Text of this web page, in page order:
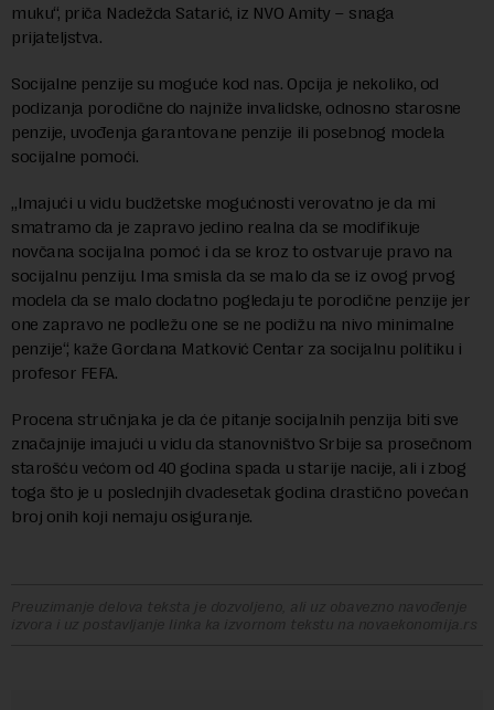
muku“, priča Nadežda Satarić, iz NVO Amity – snaga
prijateljstva.
Socijalne penzije su moguće kod nas. Opcija je nekoliko, od
podizanja porodične do najniže invalidske, odnosno starosne
penzije, uvođenja garantovane penzije ili posebnog modela
socijalne pomoći.
„Imajući u vidu budžetske mogućnosti verovatno je da mi
smatramo da je zapravo jedino realna da se modifikuje
novčana socijalna pomoć i da se kroz to ostvaruje pravo na
socijalnu penziju. Ima smisla da se malo da se iz ovog prvog
modela da se malo dodatno pogledaju te porodične penzije jer
one zapravo ne podležu one se ne podižu na nivo minimalne
penzije“, kaže Gordana Matković Centar za socijalnu politiku i
profesor FEFA.
Procena stručnjaka je da će pitanje socijalnih penzija biti sve
značajnije imajući u vidu da stanovništvo Srbije sa prosečnom
starošću većom od 40 godina spada u starije nacije, ali i zbog
toga što je u poslednjih dvadesetak godina drastično povećan
broj onih koji nemaju osiguranje.
Preuzimanje delova teksta je dozvoljeno, ali uz obavezno navođenje
izvora i uz postavljanje linka ka izvornom tekstu na novaekonomija.rs